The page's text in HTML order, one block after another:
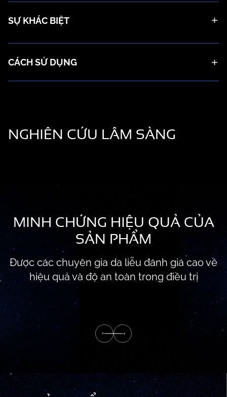
SỰ KHÁC BIỆT
CÁCH SỬ DỤNG
NGHIÊN CỨU LÂM SÀNG
MINH CHỨNG HIỆU QUẢ CỦA
SẢN PHẨM
Được các chuyên gia da liễu đánh giá cao về
hiệu quả và độ an toàn trong điều trị